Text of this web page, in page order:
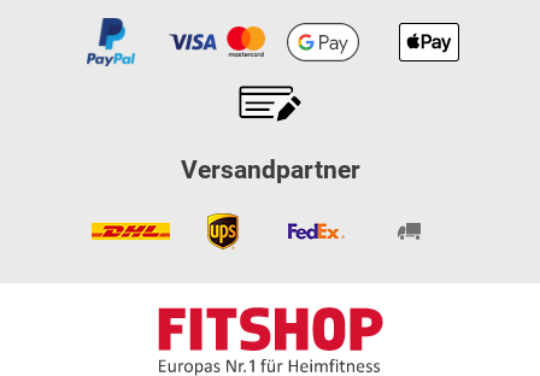
Versandpartner